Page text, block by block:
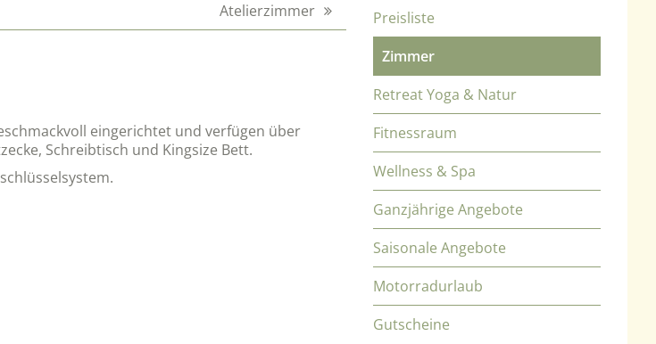
Atelierzimmer
eingerichtet und verfügen über
Schreibtisch und Kingsize Bett.
Preisliste
Zimmer
Retreat Yoga & Natur
Fitnessraum
Wellness & Spa
Ganzjährige Angebote
Saisonale Angebote
Motorradurlaub
Gutscheine